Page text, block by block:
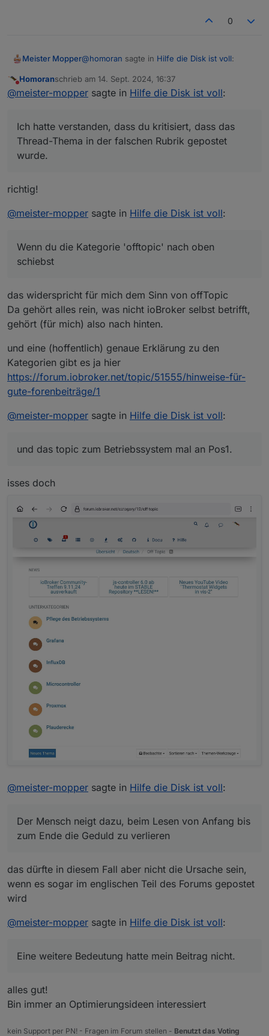
0
Meister Mopper@homoran sagte in Hilfe die Disk ist voll:
@meister-moppersagte in Hilfe die Disk
Vielleicht schiebst du die offtopic-
Kategorie und das topic zum
Sorry, aber ich verstehe nicht was du
Ehrlich!
und das ist ein Bug von ioBroker?
schiebst, finden 'Offtopicer' sie schneller und
legen ihre Themen (insbesondere
Eine weitere Bedeutung hatte mein Beitrag
Nicht stören
Homoranschrieb am 14. Sept. 2024, 16:37
zuletzt editiert von
@meister-mopper sagte in Hilfe die Disk ist voll:
Ich hatte verstanden, dass du kritisiert, dass das
Thread-Thema in der falschen Rubrik gepostet
wurde.
richtig!
@meister-mopper sagte in Hilfe die Disk ist voll:
Wenn du die Kategorie 'offtopic' nach oben
schiebst
das widerspricht für mich dem Sinn von offTopic
Da gehört alles rein, was nicht ioBroker selbst betrifft,
gehört (für mich) also nach hinten.
und eine (hoffentlich) genaue Erklärung zu den
Kategorien gibt es ja hier
https://forum.iobroker.net/topic/51555/hinweise-für-
gute-forenbeiträge/1
@meister-mopper sagte in Hilfe die Disk ist voll:
und das topic zum Betriebssystem mal an Pos1.
isses doch
@meister-mopper sagte in Hilfe die Disk ist voll:
Der Mensch neigt dazu, beim Lesen von Anfang bis
zum Ende die Geduld zu verlieren
das dürfte in diesem Fall aber nicht die Ursache sein,
wenn es sogar im englischen Teil des Forums gepostet
wird
@meister-mopper sagte in Hilfe die Disk ist voll:
Eine weitere Bedeutung hatte mein Beitrag nicht.
alles gut!
Bin immer an Optimierungsideen interessiert
kein Support per PN! - Fragen im Forum stellen - Benutzt das Voting